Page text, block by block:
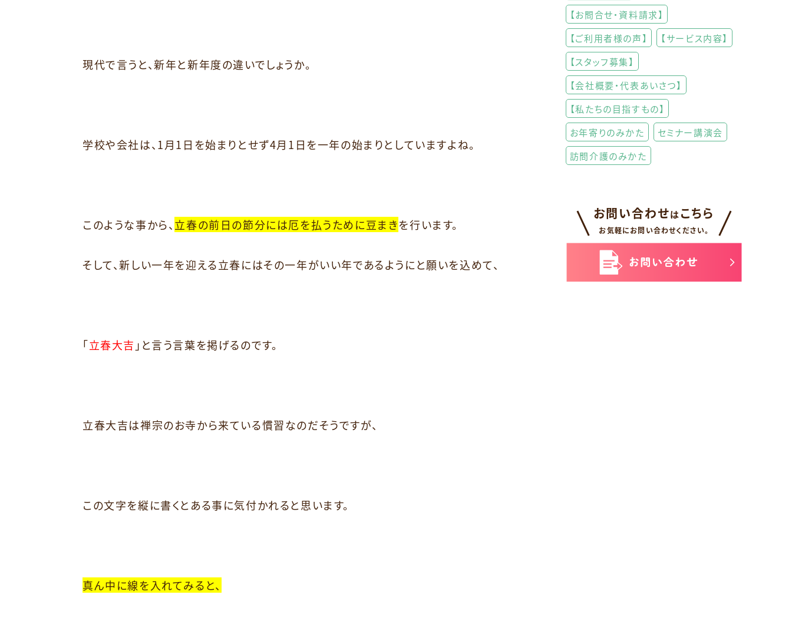
現代で言うと、新年と新年度の違いでしょうか。
学校や会社は、1月1日を始まりとせず4月1日を一年の始まりとしていますよね。
このような事から、 立春の前日の節分には厄を払うために豆まきを行います。
そして、新しい一年を迎える立春にはその一年がいい年であるようにと願いを込めて、
「立春大吉 」と言う言葉を掲げるのです。
立春大吉は禅宗のお寺から来ている慣習なのだそうですが、
この文字を縦に書くとある事に気付かれると思います。
真ん中に線を入れてみると、
【お問合せ・資料請求】
【ご利用者様の声】
【サービス内容】
【スタッフ募集】
【会社概要・代表あいさつ】
【私たちの目指すもの】
お年寄りのみかた
セミナー講演会
訪問介護のみかた
お問い合わせはこちら
お気軽にお問い合わせください。